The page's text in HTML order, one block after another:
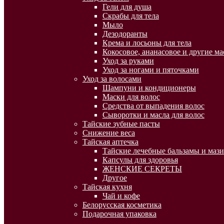
Гели для душа
Скрабы для тела
Мыло
Дезодоранты
Крема и лосьоны для тела
Кокосовое, ананасовое и другие
Уход за руками
Уход за ногами и пяточками
Уход за волосами
Шампуни и кондиционеры
Маски для волос
Средства от выпадения волос
Сыворотки и масла для волос
Тайские зубные пасты
Снижение веса
Тайская аптечка
Тайские лечебные бальзамы и мази
Капсулы для здоровья
ЖЕНСКИЕ СЕКРЕТЫ
Другое
Тайская кухня
Чай и кофе
Белорусская косметика
Подарочная упаковка